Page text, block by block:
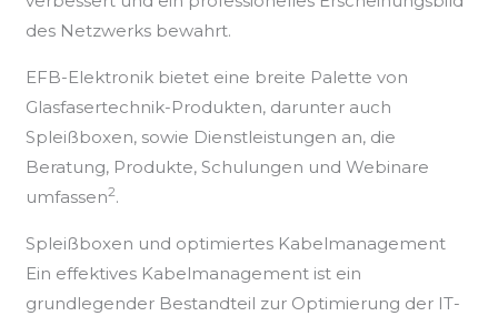
des Netzwerks bewahrt.
EFB-Elektronik bietet eine breite Palette von
Glasfasertechnik-Produkten, darunter auch
Spleißboxen, sowie Dienstleistungen an, die
Beratung, Produkte, Schulungen und Webinare
umfassen2.
Spleißboxen und optimiertes Kabelmanagement
Ein effektives Kabelmanagement ist ein
grundlegender Bestandteil zur Optimierung der IT-